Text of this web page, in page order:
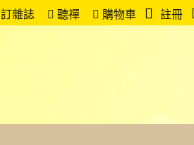
訂雜誌 聽禪 購物車 註冊